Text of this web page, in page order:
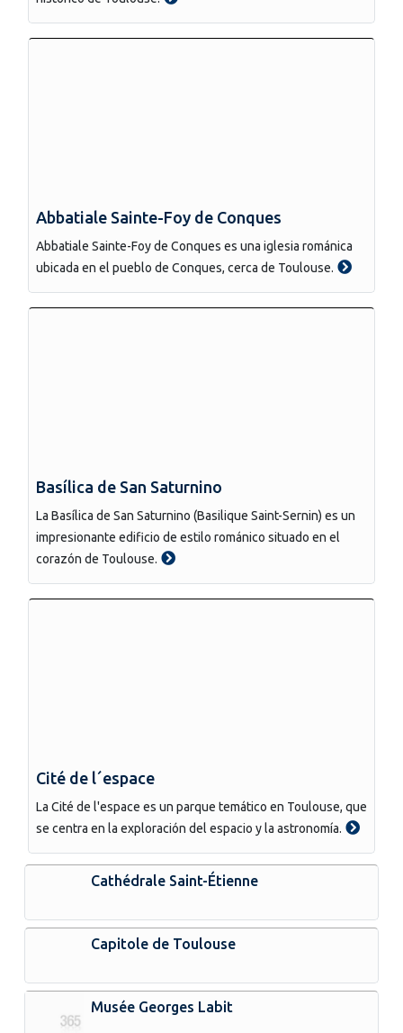
Abbatiale Sainte-Foy de Conques
Abbatiale Sainte-Foy de Conques es una iglesia románica
ubicada en el pueblo de Conques, cerca de Toulouse.
Basílica de San Saturnino
La Basílica de San Saturnino (Basilique Saint-Sernin) es un
impresionante edificio de estilo románico situado en el
corazón de Toulouse.
Cité de l´espace
La Cité de l'espace es un parque temático en Toulouse, que
se centra en la exploración del espacio y la astronomía.
Cathédrale Saint-Étienne
Capitole de Toulouse
Musée Georges Labit